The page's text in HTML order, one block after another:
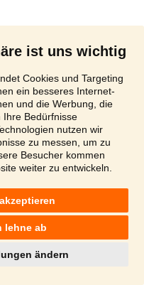
ist uns wichtig
Cookies und Targeting
ein besseres Internet-
und die Werbung, die
Ihre Bedürfnisse
nutzen wir
zu messen, um zu
Besucher kommen
weiter zu entwickeln.
lehne ab
ändern